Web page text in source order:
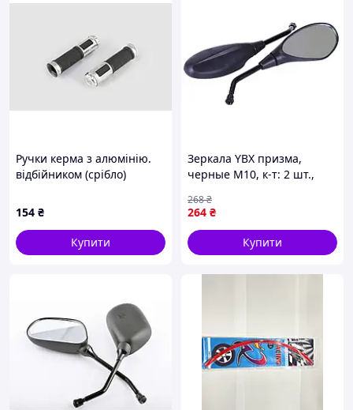
Ручки керма з алюмінію.
відбійником (срібло)
1659
154 ₴
Купити
Зеркала YBX призма,
черные М10, к-т: 2 шт.,
264 ₴
268₴
Купити